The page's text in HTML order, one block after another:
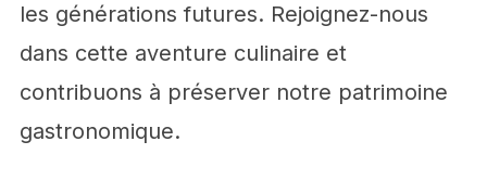
les générations futures. Rejoignez-nous
dans cette aventure culinaire et
contribuons à préserver notre patrimoine
gastronomique.